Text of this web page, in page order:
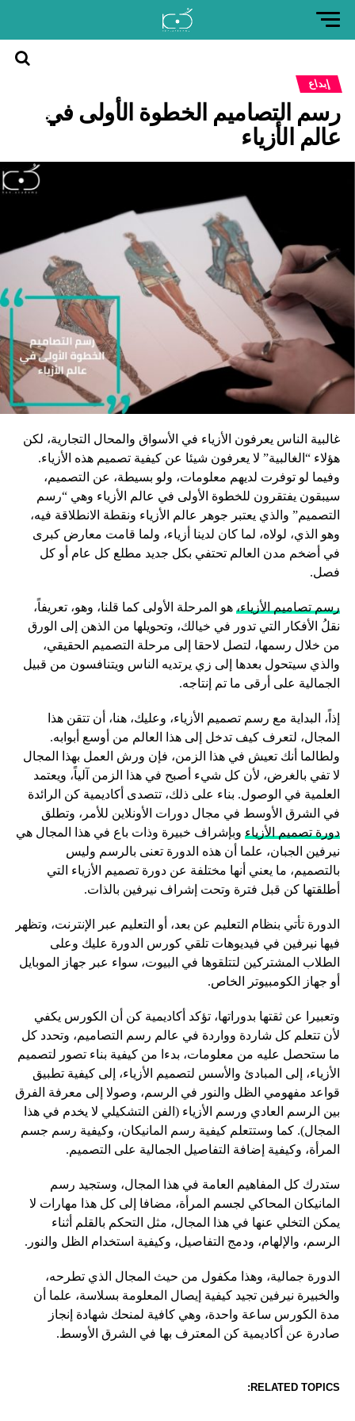
موقع
إبداع
رسم التصاميم الخطوة الأولى في
عالم الأزياء
غالبية الناس يعرفون الأزياء في الأسواق والمحال التجارية، لكن
هؤلاء “الغالبية” لا يعرفون شيئا عن كيفية تصميم هذه الأزياء.
وفيما لو توفرت لديهم معلومات، ولو بسيطة، عن التصميم،
سيبقون يفتقرون للخطوة الأولى في عالم الأزياء وهي “رسم
التصميم” والذي يعتبر جوهر عالم الأزياء ونقطة الانطلاقة فيه،
وهو الذي، لولاه، لما كان لدينا أزياء، ولما قامت معارض كبرى
في أضخم مدن العالم تحتفي بكل جديد مطلع كل عام أو كل
فصل.
رسم تصاميم الأزياء، هو المرحلة الأولى كما قلنا، وهو، تعريفاً،
نقلُ الأفكار التي تدور في خيالك، وتحويلها من الذهن إلى الورق
من خلال رسمها، لتصل لاحقا إلى مرحلة التصميم الحقيقي،
والذي سيتحول بعدها إلى زي يرتديه الناس ويتنافسون من قبيل
الجمالية على أرقى ما تم إنتاجه.
إذاً، البداية مع رسم تصميم الأزياء، وعليك، هنا، أن تتقن هذا
المجال، لتعرف كيف تدخل إلى هذا العالم من أوسع أبوابه.
ولطالما أنك تعيش في هذا الزمن، فإن ورش العمل بهذا المجال
لا تفي بالغرض، لأن كل شيء أصبح في هذا الزمن آلياً، ويعتمد
العلمية في الوصول. بناء على ذلك، تتصدى أكاديمية كن الرائدة
في الشرق الأوسط في مجال دورات الأونلاين للأمر، وتطلق
دورة تصميم الأزياء وبإشراف خبيرة وذات باع في هذا المجال هي
نيرفين الجبان، علما أن هذه الدورة تعنى بالرسم وليس
بالتصميم، ما يعني أنها مختلفة عن دورة تصميم الأزياء التي
أطلقتها كن قبل فترة وتحت إشراف نيرفين بالذات.
الدورة تأتي بنظام التعليم عن بعد، أو التعليم عبر الإنترنت، وتظهر
فيها نيرفين في فيديوهات تلقي كورس الدورة عليك وعلى
الطلاب المشتركين لتتلقوها في البيوت، سواء عبر جهاز الموبايل
أو جهاز الكومبيوتر الخاص.
وتعبيرا عن ثقتها بدوراتها، تؤكد أكاديمية كن أن الكورس يكفي
لأن تتعلم كل شاردة وواردة في عالم رسم التصاميم، وتحدد كل
ما ستحصل عليه من معلومات، بدءا من كيفية بناء تصور لتصميم
الأزياء، إلى المبادئ والأسس لتصميم الأزياء، إلى كيفية تطبيق
قواعد مفهومي الظل والنور في الرسم، وصولا إلى معرفة الفرق
بين الرسم العادي ورسم الأزياء (الفن التشكيلي لا يخدم في هذا
المجال). كما وستتعلم كيفية رسم المانيكان، وكيفية رسم جسم
المرأة، وكيفية إضافة التفاصيل الجمالية على التصميم.
ستدرك كل المفاهيم العامة في هذا المجال، وستجيد رسم
المانيكان المحاكي لجسم المرأة، مضافا إلى كل هذا مهارات لا
يمكن التخلي عنها في هذا المجال، مثل التحكم بالقلم أثناء
الرسم، والإلهام، ودمج التفاصيل، وكيفية استخدام الظل والنور.
الدورة جمالية، وهذا مكفول من حيث المجال الذي تطرحه،
والخبيرة نيرفين تجيد كيفية إيصال المعلومة بسلاسة، علما أن
مدة الكورس ساعة واحدة، وهي كافية لمنحك شهادة إنجاز
صادرة عن أكاديمية كن المعترف بها في الشرق الأوسط.
RELATED TOPICS: